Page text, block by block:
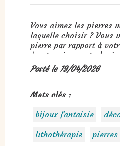
Vous aimez les pierres
laquelle choisir ? Vous
pierre par rapport à
à votre signe
bon endroit !!
pierre vous correspond.
Posté le 19/04/2026
Mots clés :
bijoux fantaisie
lithothérapie
pierres